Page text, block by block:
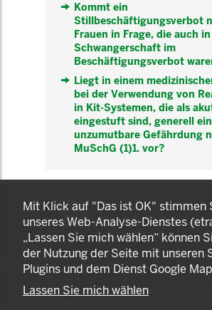
Kommt ein
Stillbeschäftigungsverbot
Frauen in Frage, die auch
Schwangerschaft im
Beschäftigungsverbot
Liegt in einem
bei der Verwendung von
in Kit-Systemen, die als
eingestuft sind, generell
unzumutbare Gefährdung
MuSchG (1)1. vor?
KOMNET
GUT BERATEN.
ARBEITEN.
© 2025 LANDESAMT FÜR
Mit Klick auf "Das ist OK" stimmen
unseres Web-Analyse-Dienstes
„Lassen Sie mich wählen“ können
der Nutzung der Seite mit unseren
Plugins und dem Dienst Google
Lassen Sie mich wählen